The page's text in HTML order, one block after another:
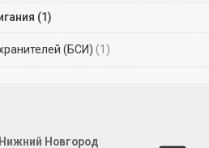
(1)
(БСИ)(1)
Новгород